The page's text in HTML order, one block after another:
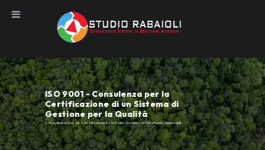
Salta
al
contenuto
ISO 9001 - Consulenza per la
Certificazione di un Sistema di
Gestione per la Qualità
Consulenza per la Certificazione ISO dei Sistemi di Gestione Aziendali